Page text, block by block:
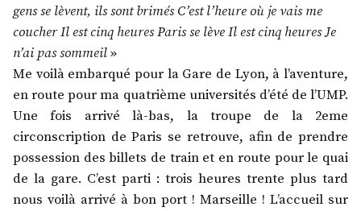
gens se lèvent, ils sont brimés C’est l’heure où je vais me
coucher Il est cinq heures Paris se lève Il est cinq heures Je
n’ai pas sommeil»
Me voilà embarqué pour la Gare de Lyon, à l’aventure,
en route pour ma quatrième universités d’été de l’UMP.
Une fois arrivé là-bas, la troupe de la 2eme
circonscription de Paris se retrouve, afin de prendre
possession des billets de train et en route pour le quai
de la gare. C’est parti : trois heures trente plus tard
nous voilà arrivé à bon port ! Marseille ! L’accueil sur